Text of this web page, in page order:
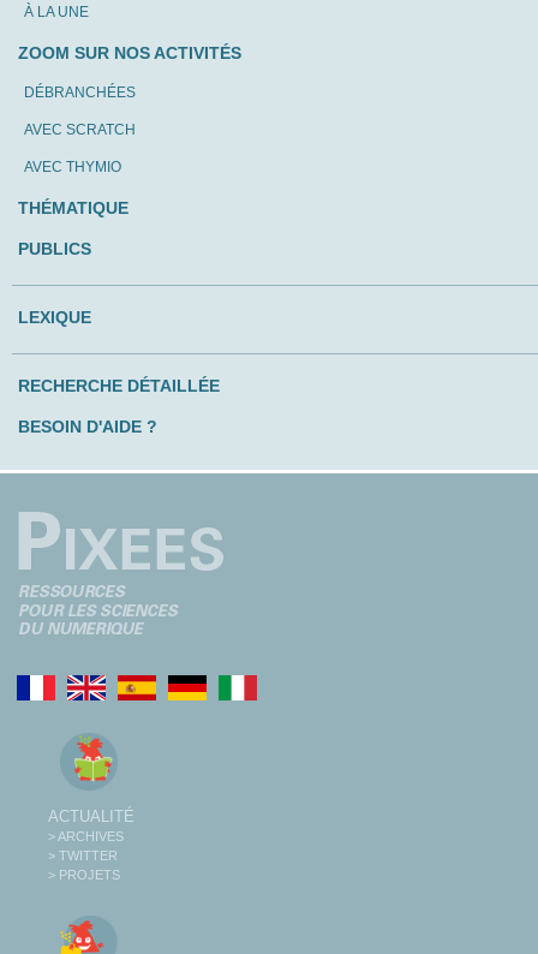
À LA UNE
ZOOM SUR NOS ACTIVITÉS
DÉBRANCHÉES
AVEC SCRATCH
AVEC THYMIO
THÉMATIQUE
PUBLICS
LEXIQUE
RECHERCHE DÉTAILLÉE
BESOIN D'AIDE ?
ACTUALITÉ
> ARCHIVES
> TWITTER
> PROJETS